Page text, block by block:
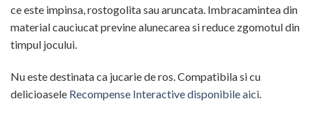
ce este impinsa, rostogolita sau aruncata. Imbracamintea din
material cauciucat previne alunecarea si reduce zgomotul din
timpul jocului.
Nu este destinata ca jucarie de ros. Compatibila si cu
delicioasele Recompense Interactive disponibile aici.